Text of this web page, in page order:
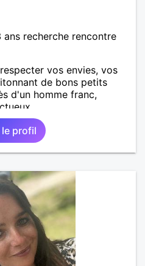
recherche rencontre
vos envies, vos
de bons petits
d'un homme franc,
le profil